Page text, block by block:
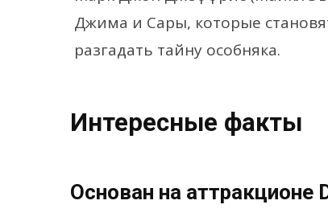
Джима и Сары, которые
разгадать тайну особняка.
Интересные факты
Основан на аттракционе